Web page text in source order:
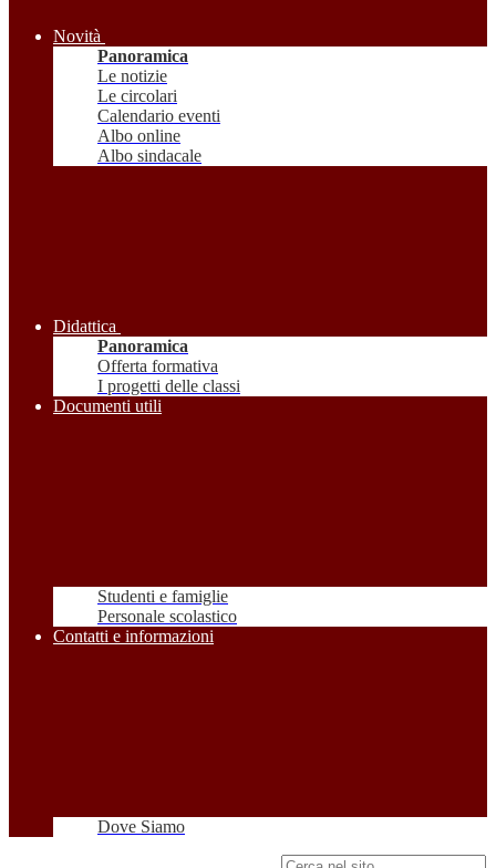
Novità
Panoramica
Le notizie
Le circolari
Calendario eventi
Albo online
Albo sindacale
Didattica
Panoramica
Offerta formativa
I progetti delle classi
Documenti utili
Studenti e famiglie
Personale scolastico
Contatti e informazioni
Dove Siamo